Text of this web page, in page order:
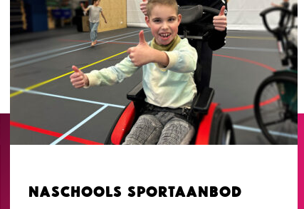
Naschools sportaanbod